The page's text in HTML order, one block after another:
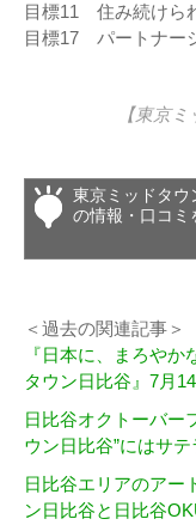
目標11 住み続けら
目標17 パートナー
【東京
東京ミッドタウ
の情報・口コミ
＜過去の関連記事＞
『日本に、まろや
タウン日比谷』7月
日比谷オクトーバー
ウン日比谷”にはサ
日比谷エリアのアー
ン日比谷と日比谷